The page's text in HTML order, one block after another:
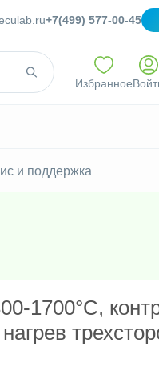
+7(499) 577-00-45
Избранное
и поддержка
1700°C,